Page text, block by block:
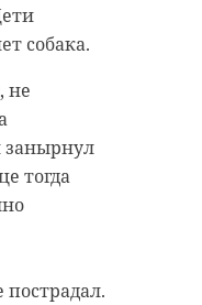
собака.
не
тогда